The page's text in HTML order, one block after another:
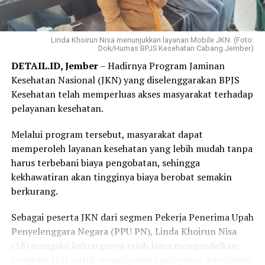
Menurutnya, proses yang sederhana dan tidak
mengharuskannya datang ke kantor BPJS Kesehatan
membuat layanan tersebut lebih praktis dan mudah
diakses.
“Saya langsung mendaftar Program REHAB 3.0 melalui
Aplikasi Mobile JKN dan prosesnya sangat mudah. Saya
skema cicilan yang fleksibel benar-benar menjadi solusi
karena saya bisa mencicil tunggakan sesuai kemampuan.
Saya juga bersyukur pemerintah tetap hadir
memberikan perlindungan kesehatan bagi masyarakat
yang membutuhkan,” katanya.
Elok mengaku sangat terbantu dengan kehadiran BPJS
Keliling di desanya.
Linda Khoirun Nisa menunjukkan layanan Mobile JKN. (Foto:
Dok/Humas BPJS Kesehatan Cabang Jember)
DETAIL.ID, Jember– Hadirnya Program Jaminan
Kesehatan Nasional (JKN) yang diselenggarakan BPJS
Kesehatan telah memperluas akses masyarakat terhadap
pelayanan kesehatan.
Melalui program tersebut, masyarakat dapat
memperoleh layanan kesehatan yang lebih mudah tanpa
harus terbebani biaya pengobatan, sehingga
kekhawatiran akan tingginya biaya berobat semakin
berkurang.
Sebagai peserta JKN dari segmen Pekerja Penerima Upah
Penyelenggara Negara (PPU PN), Linda Khoirun Nisa
(38) mengaku keluarganya telah lama mengandalkan